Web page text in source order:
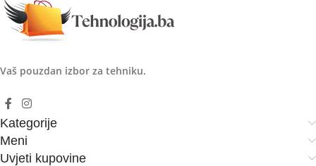
Vaš pouzdan izbor za tehniku.
Kategorije
Meni
Uvjeti kupovine